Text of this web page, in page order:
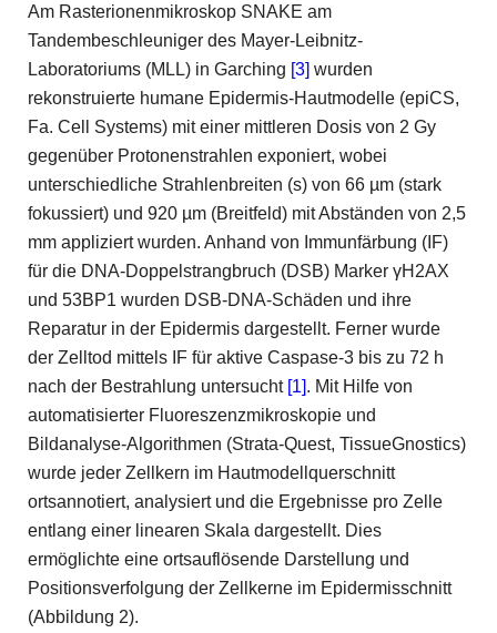
Am Rasterionenmikroskop SNAKE am
Tandembeschleuniger des Mayer-Leibnitz-
Laboratoriums (MLL) in Garching [3] wurden
rekonstruierte humane Epidermis-Hautmodelle (epiCS,
Fa. Cell Systems) mit einer mittleren Dosis von 2 Gy
gegenüber Protonenstrahlen exponiert, wobei
unterschiedliche Strahlenbreiten (s) von 66 µm (stark
fokussiert) und 920 µm (Breitfeld) mit Abständen von 2,5
mm appliziert wurden. Anhand von Immunfärbung (IF)
für die DNA-Doppelstrangbruch (DSB) Marker γH2AX
und 53BP1 wurden DSB-DNA-Schäden und ihre
Reparatur in der Epidermis dargestellt. Ferner wurde
der Zelltod mittels IF für aktive Caspase-3 bis zu 72 h
nach der Bestrahlung untersucht [1]. Mit Hilfe von
automatisierter Fluoreszenzmikroskopie und
Bildanalyse-Algorithmen (Strata-Quest, TissueGnostics)
wurde jeder Zellkern im Hautmodellquerschnitt
ortsannotiert, analysiert und die Ergebnisse pro Zelle
entlang einer linearen Skala dargestellt. Dies
ermöglichte eine ortsauflösende Darstellung und
Positionsverfolgung der Zellkerne im Epidermisschnitt
(Abbildung 2).